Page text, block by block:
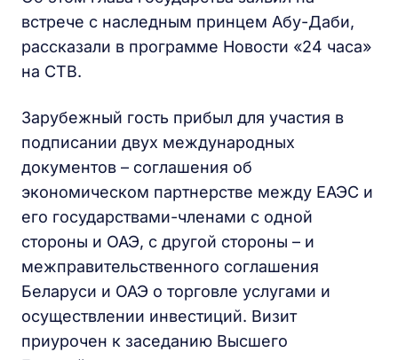
встрече с наследным принцем Абу-Даби,
рассказали в программе Новости «24 часа»
на СТВ.
Зарубежный гость прибыл для участия в
подписании двух международных
документов – соглашения об
экономическом партнерстве между ЕАЭС и
его государствами-членами с одной
стороны и ОАЭ, с другой стороны – и
межправительственного соглашения
Беларуси и ОАЭ о торговле услугами и
осуществлении инвестиций. Визит
приурочен к заседанию Высшего